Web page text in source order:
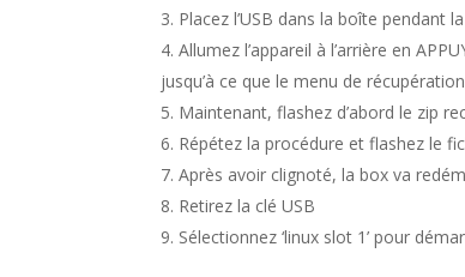
Placez l’USB dans la boîte pendant
Allumez l’appareil à l’arrière en
jusqu’à ce que le menu de
Maintenant, flashez d’abord le zip
Répétez la procédure et flashez le
Après avoir clignoté, la box va
Retirez la clé USB
Sélectionnez ‘linux slot 1’ pour